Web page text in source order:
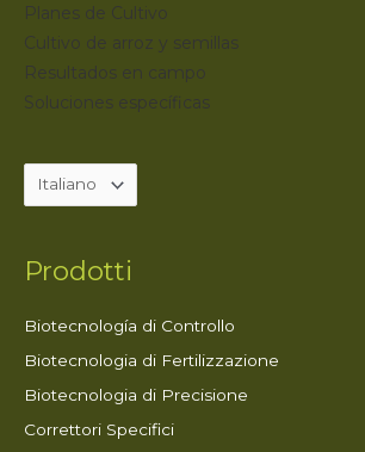
Planes de Cultivo
Cultivo de arroz y semillas
Resultados en campo
Soluciones específicas
Prodotti
Biotecnología di Controllo
Biotecnologia di Fertilizzazione
Biotecnologia di Precisione
Correttori Specifici